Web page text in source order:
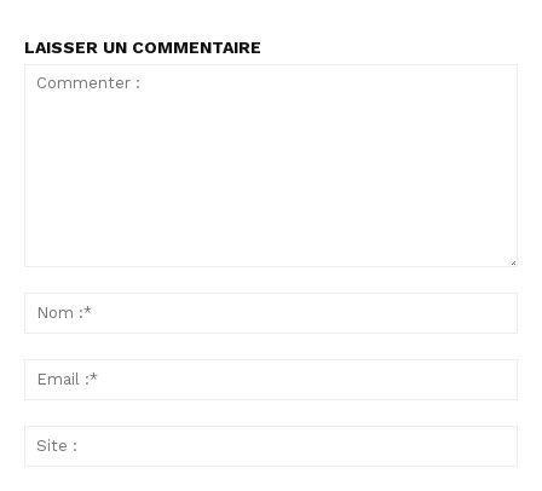
LAISSER UN COMMENTAIRE